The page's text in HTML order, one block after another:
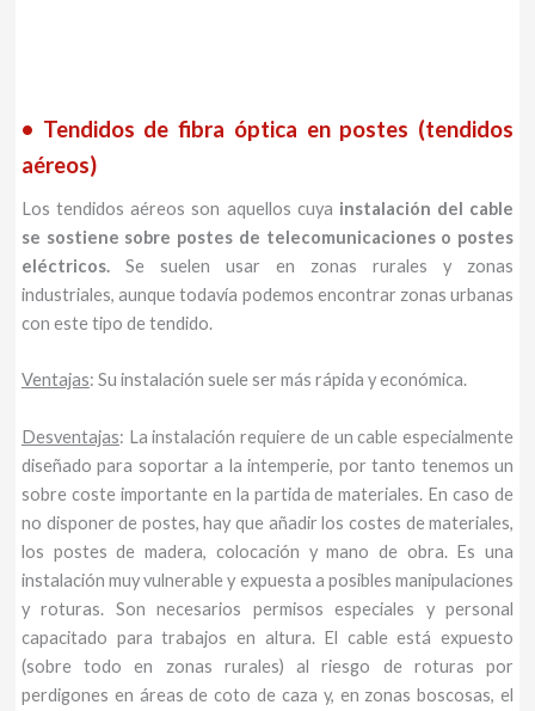
• Tendidos de fibra óptica en postes (tendidos
aéreos)
Los tendidos aéreos son aquellos cuya instalación del cable
se sostiene sobre postes de telecomunicaciones o postes
eléctricos.Se suelen usar en zonas rurales y zonas
industriales, aunque todavía podemos encontrar zonas urbanas
con este tipo de tendido.
Ventajas: Su instalación suele ser más rápida y económica.
Desventajas: La instalación requiere de un cable especialmente
diseñado para soportar a la intemperie, por tanto tenemos un
sobre coste importante en la partida de materiales. En caso de
no disponer de postes, hay que añadir los costes de materiales,
los postes de madera, colocación y mano de obra. Es una
instalación muy vulnerable y expuesta a posibles manipulaciones
y roturas. Son necesarios permisos especiales y personal
capacitado para trabajos en altura. El cable está expuesto
(sobre todo en zonas rurales) al riesgo de roturas por
perdigones en áreas de coto de caza y, en zonas boscosas, el